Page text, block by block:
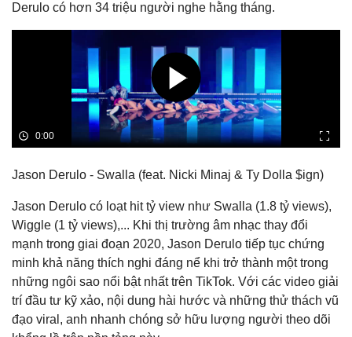
Derulo có hơn 34 triệu người nghe hằng tháng.
Jason Derulo - Swalla (feat. Nicki Minaj & Ty Dolla $ign)
Jason Derulo có loạt hit tỷ view như Swalla (1.8 tỷ views),
Wiggle (1 tỷ views),... Khi thị trường âm nhạc thay đổi
mạnh trong giai đoạn 2020, Jason Derulo tiếp tục chứng
minh khả năng thích nghi đáng nể khi trở thành một trong
những ngôi sao nổi bật nhất trên TikTok. Với các video giải
trí đầu tư kỹ xảo, nội dung hài hước và những thử thách vũ
đạo viral, anh nhanh chóng sở hữu lượng người theo dõi